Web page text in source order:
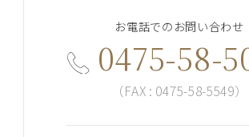
お電話でのお問い合わせ
0475-58-
（FAX : 0475-58-5549）